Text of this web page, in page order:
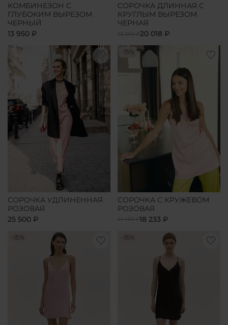
КОМБИНЕЗОН С
ГЛУБОКИМ ВЫРЕЗОМ
ЧЕРНЫЙ
13 950 ₽
СОРОЧКА ДЛИННАЯ С
КРУГЛЫМ ВЫРЕЗОМ
ЧЕРНАЯ
23 550 ₽20 018 ₽
СОРОЧКА УДЛИНЕННАЯ
РОЗОВАЯ
25 500 ₽
-15%
СОРОЧКА С КРУЖЕВОМ
РОЗОВАЯ
21 450 ₽18 233 ₽
-15% -15%